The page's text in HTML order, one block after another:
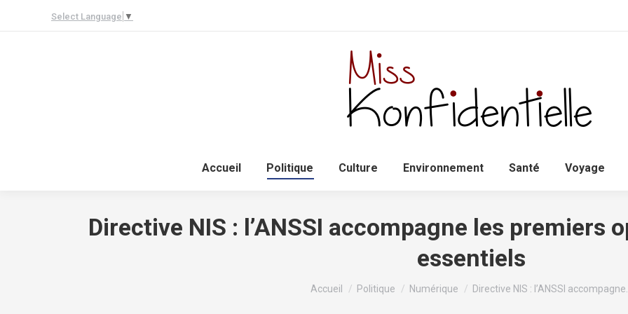
Select Language ▼
Accueil
Politique Culture Environnement Santé Voyage
Directive NIS : l’ANSSI accompagne les premiers
essentiels
Vous êtes ici :
Accueil Politique Numérique Directive NIS : l’ANSSI accompagne…